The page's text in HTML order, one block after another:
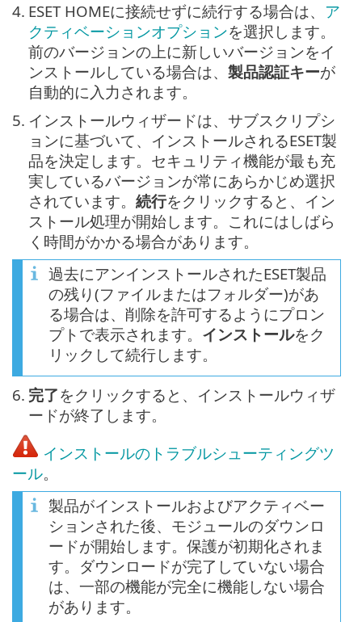
4. ESET HOMEに接続せずに続行する場合は、 ア
クティベーションオプションを選択します。
前のバージョンの上に新しいバージョンをイ
ンストールしている場合は、 製品認証キーが
自動的に入力されます。
5. インストールウィザードは、サブスクリプシ
ョンに基づいて、インストールされるESET製
品を決定します。セキュリティ機能が最も充
実しているバージョンが常にあらかじめ選択
されています。 続行をクリックすると、イン
ストール処理が開始します。これにはしばら
く時間がかかる場合があります。
過去にアンインストールされたESET製品
の残り(ファイルまたはフォルダー)があ
る場合は、削除を許可するようにプロン
プトで表示されます。 インストールをク
リックして続行します。
6. 完了をクリックすると、インストールウィザ
ードが終了します。
インストールのトラブルシューティングツ
ール。
製品がインストールおよびアクティベー
ションされた後、モジュールのダウンロ
ードが開始します。保護が初期化されま
す。ダウンロードが完了していない場合
は、一部の機能が完全に機能しない場合
があります。